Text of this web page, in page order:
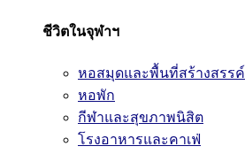
ชีวิตในจุฬาฯ
หอสมุดและพื้นที่สร้างสรรค์
หอพัก
กีฬาและสุขภาพนิสิต
โรงอาหารและคาเฟ่